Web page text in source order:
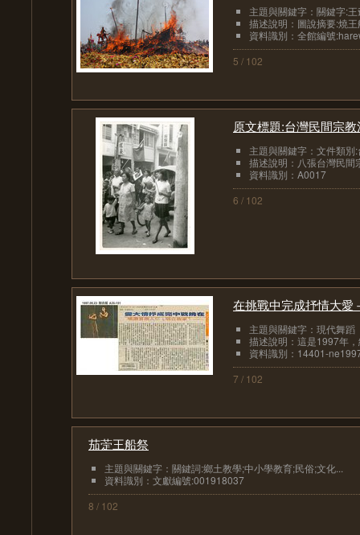
主題與關鍵字：關鍵字:王
描述說明：圖說摘要:燒
資料識別：全館編號
5 / 102
原文標題:台灣民間宗
主題與關鍵字：文件類別
描述說明：八張台灣民間
資料識別：A0017
6 / 102
在挑戰中完成抒情大愛
主題與關鍵字：現代舞蹈
描述說明：這是1997年
資料識別：14401-
7 / 102
茄萣王船祭
主題與關鍵字：關鍵詞:鄉土教學;中小學教育;民俗;文化...
資料識別：文獻編號:001918037
8 / 102